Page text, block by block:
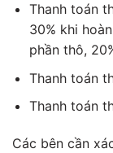
Thanh toán
30% khi
phần thô,
Thanh toán
Thanh toán
Các bên cần